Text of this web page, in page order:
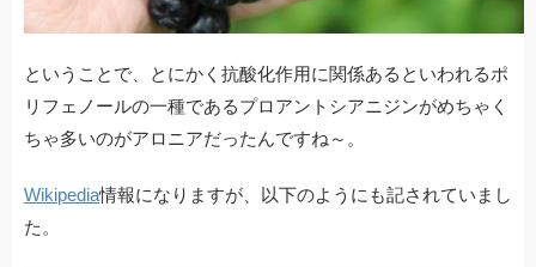
ということで、とにかく抗酸化作用に関係あるといわれるポ
リフェノールの一種であるプロアントシアニジンがめちゃく
ちゃ多いのがアロニアだったんですね～。
Wikipedia情報になりますが、以下のようにも記されていまし
た。